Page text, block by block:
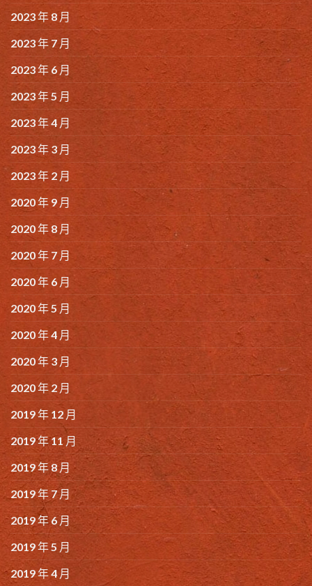
2023 年 8 月
2023 年 7 月
2023 年 6 月
2023 年 5 月
2023 年 4 月
2023 年 3 月
2023 年 2 月
2020 年 9 月
2020 年 8 月
2020 年 7 月
2020 年 6 月
2020 年 5 月
2020 年 4 月
2020 年 3 月
2020 年 2 月
2019 年 12 月
2019 年 11 月
2019 年 8 月
2019 年 7 月
2019 年 6 月
2019 年 5 月
2019 年 4 月